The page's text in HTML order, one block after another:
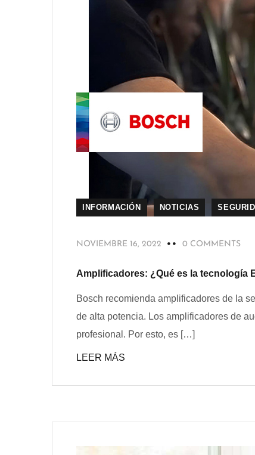
INFORMACIÓN NOTICIAS
NOVIEMBRE 16, 2022 0 COMMENTS
Amplificadores: ¿Qué es la tecnología
Bosch recomienda amplificadores de la
de alta potencia. Los amplificadores de
profesional. Por esto, es […]
LEER MÁS